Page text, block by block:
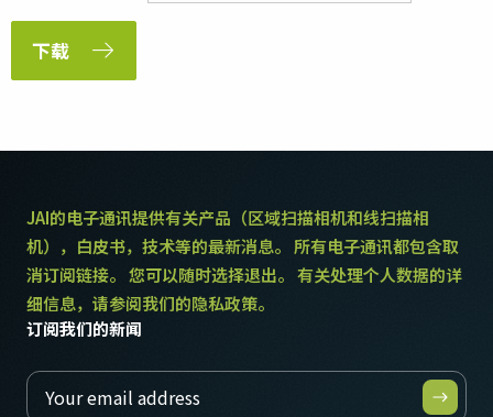
下载
JAI的电子通讯提供有关产品（区域扫描相机和线扫描相
机），白皮书，技术等的最新消息。 所有电子通讯都包含取
消订阅链接。 您可以随时选择退出。 有关处理个人数据的详
细信息，请参阅我们的隐私政策。
订阅我们的新闻